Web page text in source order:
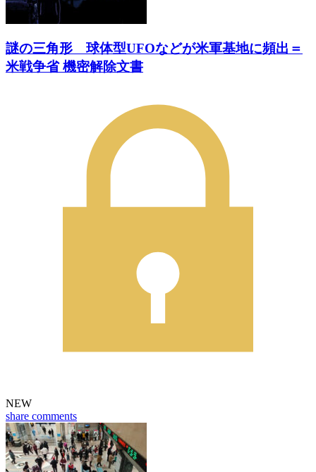
謎の三角形 球体型UFOなどが米軍基地に頻出＝
米戦争省 機密解除文書
NEW
share comments